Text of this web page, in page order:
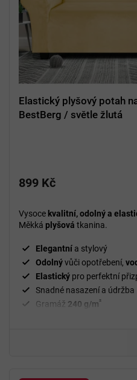
Elastický plyšový potah
BestBerg / světle žlutá
899 Kč
Vysoce kvalitní, odolný a
Měkká plyšová tkanina.
Elegantní a stylový
Odolnývůči opotřebení,
Elastický pro perfektní
Snadné nasazení a údržba
Gramáž 240 g/m²